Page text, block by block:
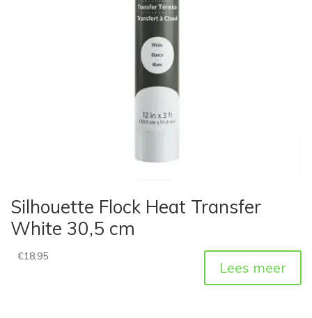
Silhouette Flock Heat Transfer
White 30,5 cm
€18,95
Lees meer